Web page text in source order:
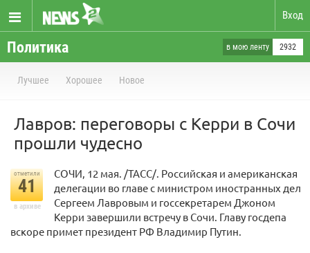
Вход
Политика в мою ленту 2932
Лучшее Хорошее Новое
Лавров: переговоры с Керри в Сочи
прошли чудесно
отметили
41
в архиве
СОЧИ, 12 мая. /ТАСС/. Российская и американская
делегации во главе с министром иностранных дел
Сергеем Лавровым и госсекретарем Джоном
Керри завершили встречу в Сочи. Главу госдепа
вскоре примет президент РФ Владимир Путин.